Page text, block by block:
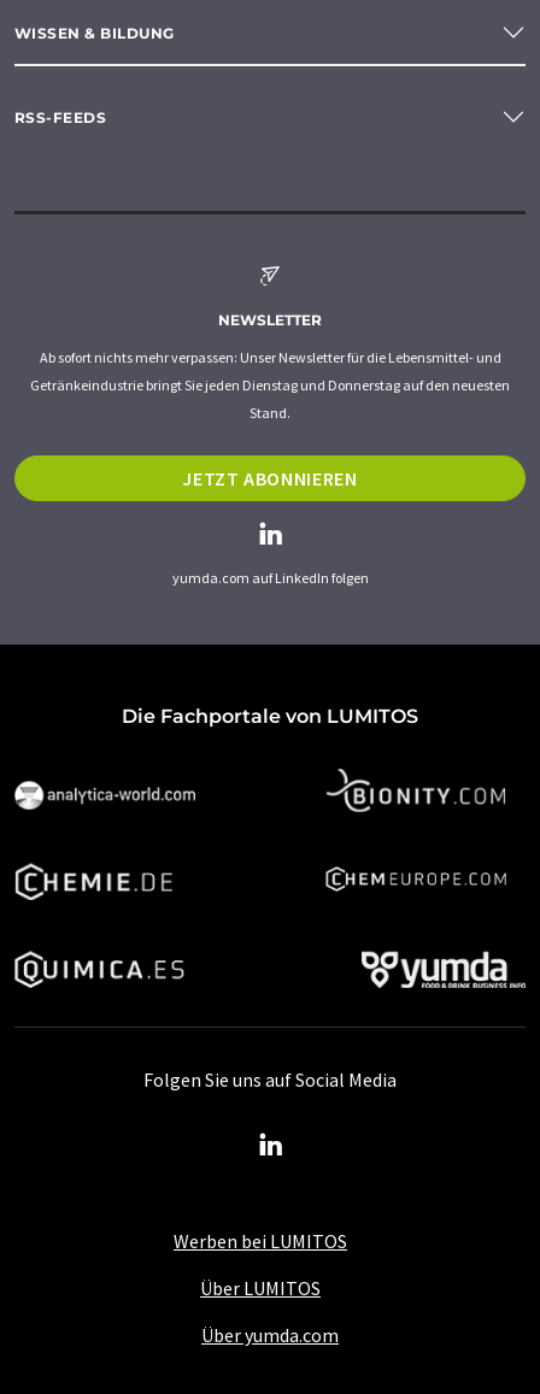
WISSEN & BILDUNG
RSS-FEEDS
NEWSLETTER
Ab sofort nichts mehr verpassen: Unser Newsletter für die Lebensmittel- und
Getränkeindustrie bringt Sie jeden Dienstag und Donnerstag auf den neuesten
Stand.
JETZT ABONNIEREN
yumda.com auf LinkedIn folgen
Die Fachportale von LUMITOS
Werben bei LUMITOS
Über LUMITOS
Über yumda.com
Folgen Sie uns auf Social Media